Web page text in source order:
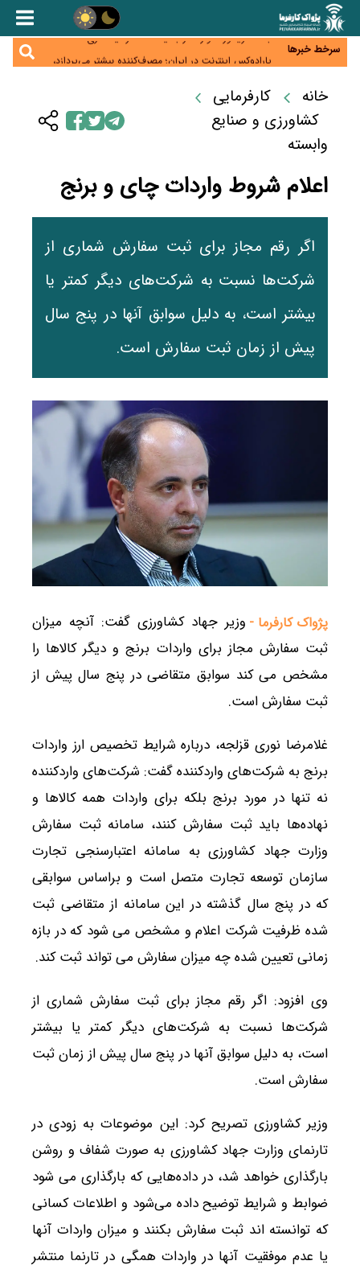
سرخط خبرها
زائران اربعین نگران ارز باقی‌مانده نباشند؛ خرید دینار در
جنگ کریدورها وارد فاز جدید شد؛ سرمایه‌گذاری ۳۴۵
میلیارد دلاری اوراسیا تا ۲۰۳۵
پارادوکس اینترنت در ایران؛ مصرف‌کننده بیشتر می‌پردازد،
شبکه کمتر توسعه می‌یابد
جدید سیاست‌های مالیاتی در حمایت از تولید
معمای تأمین ۸۰ همت معوقات بازنشستگان؛ بانک رفاه
وارد میدان شد
خانه
کارفرمایی
کشاورزی و صنایع
وابسته
اعلام شروط واردات چای و برنج
اگر رقم مجاز برای ثبت سفارش شماری از
شرکت‌ها نسبت به شرکت‌های دیگر کمتر یا
بیشتر است، به دلیل سوابق آنها در پنج سال
پیش از زمان ثبت سفارش است.
پژواک کارفرما - وزیر جهاد کشاورزی گفت: آنچه میزان
ثبت سفارش مجاز برای واردات برنج و دیگر کالاها را
مشخص می کند سوابق متقاضی در پنج سال پیش از
ثبت سفارش است.
غلامرضا نوری قزلجه، درباره شرایط تخصیص ارز واردات
برنج به شرکت‌های واردکننده گفت: شرکت‌های واردکننده
نه تنها در مورد برنج بلکه برای واردات همه کالاها و
نهاده‌ها باید ثبت سفارش کنند، سامانه ثبت سفارش
وزارت جهاد کشاورزی به سامانه اعتبارسنجی تجارت
سازمان توسعه تجارت متصل است و براساس سوابقی
که در پنج سال گذشته در این سامانه از متقاضی ثبت
شده ظرفیت شرکت اعلام و مشخص می شود که در بازه
زمانی تعیین شده چه میزان سفارش می تواند ثبت کند.
وی افزود: اگر رقم مجاز برای ثبت سفارش شماری از
شرکت‌ها نسبت به شرکت‌های دیگر کمتر یا بیشتر
است، به دلیل سوابق آنها در پنج سال پیش از زمان ثبت
سفارش است.
وزیر کشاورزی تصریح کرد: این موضوعات به زودی در
تارنمای وزارت جهاد کشاورزی به صورت شفاف و روشن
بارگذاری خواهد شد، در داده‌هایی که بارگذاری می شود
ضوابط و شرایط توضیح داده می‌شود و اطلاعات کسانی
که توانسته اند ثبت سفارش بکنند و میزان واردات آنها
یا عدم موفقیت آنها در واردات همگی در تارنما منتشر